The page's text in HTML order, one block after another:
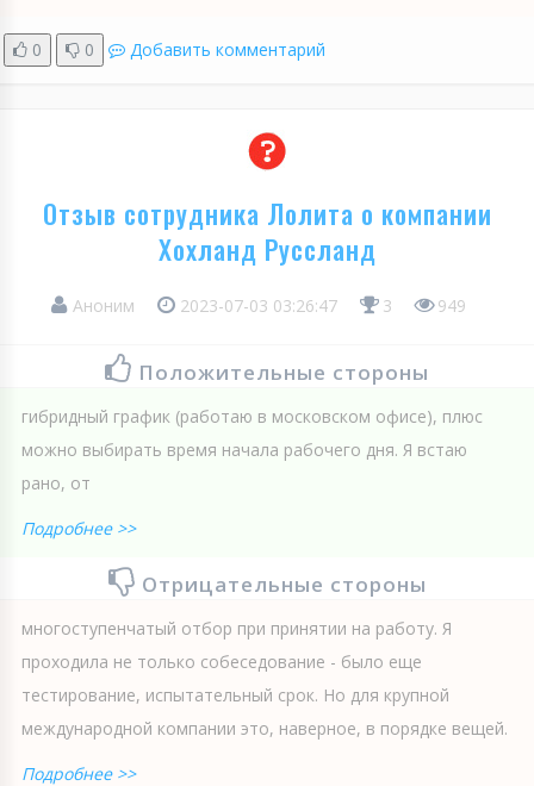
0 0 Добавить комментарий
Отзыв сотрудника Лолита о компании
Хохланд Руссланд
Аноним 2023-07-03 03:26:47 3 949
Положительные стороны
гибридный график (работаю в московском офисе), плюс
можно выбирать время начала рабочего дня. Я встаю
рано, от
Подробнее >>
Отрицательные стороны
многоступенчатый отбор при принятии на работу. Я
проходила не только собеседование - было еще
тестирование, испытательный срок. Но для крупной
международной компании это, наверное, в порядке вещей.
Подробнее >>